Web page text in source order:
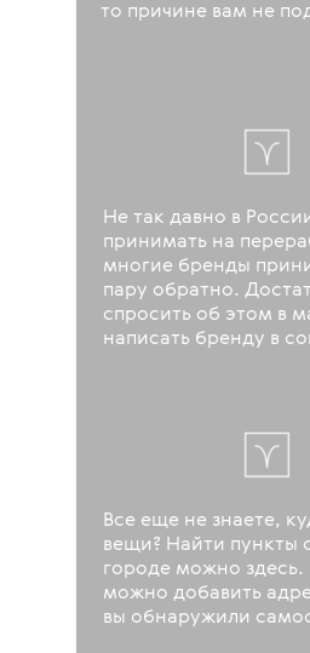
то причине вам не
Не так давно в
принимать на
многие бренды
пару обратно.
спросить об этом в
написать бренду в
Все еще не знаете,
вещи? Найти пункты
городе можно здесь.
можно добавить
вы обнаружили